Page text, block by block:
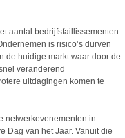
aantal bedrijfsfaillissementen
is risico’s durven
de huidige markt waar door de
veranderend
uitdagingen komen te
netwerkevenementen in
Dag van het Jaar. Vanuit die